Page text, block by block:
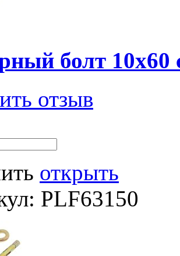
болт
отзыв
открыть
PLF63150